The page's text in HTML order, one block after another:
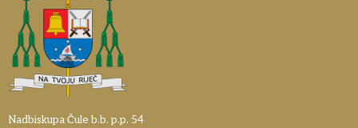
Nadbiskupa Čule b.b. p.p. 54